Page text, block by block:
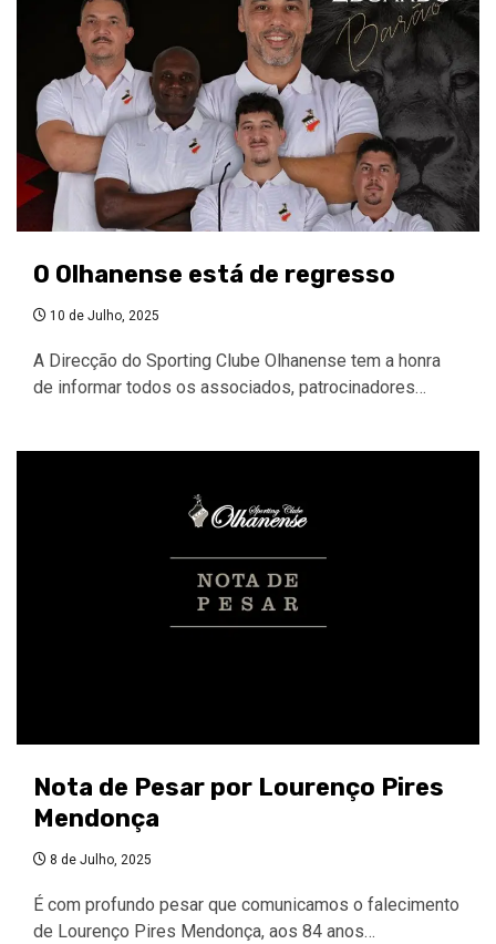
O Olhanense está de regresso
10 de Julho, 2025
A Direcção do Sporting Clube Olhanense tem a honra
de informar todos os associados, patrocinadores…
Nota de Pesar por Lourenço Pires
Mendonça
8 de Julho, 2025
É com profundo pesar que comunicamos o falecimento
de Lourenço Pires Mendonça, aos 84 anos…